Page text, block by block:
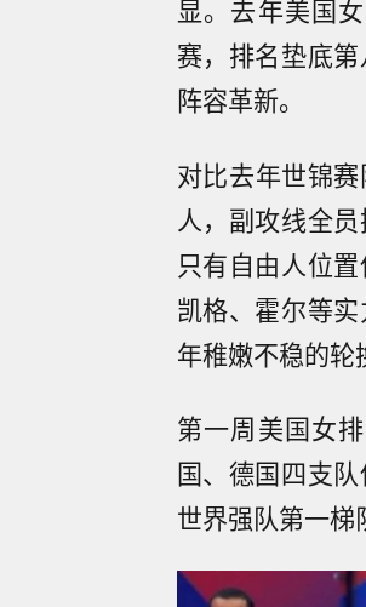
显。去年美国
赛，排名垫底
阵容革新。
对比去年世锦
人，副攻线全
只有自由人位
凯格、霍尔等
年稚嫩不稳的轮
第一周美国女
国、德国四支
世界强队第一梯